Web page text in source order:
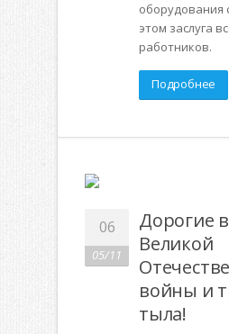
оборудования
этом заслуга
работников.
Подробнее
06
05/11
Дорогие
Великой
войны и
тыла!